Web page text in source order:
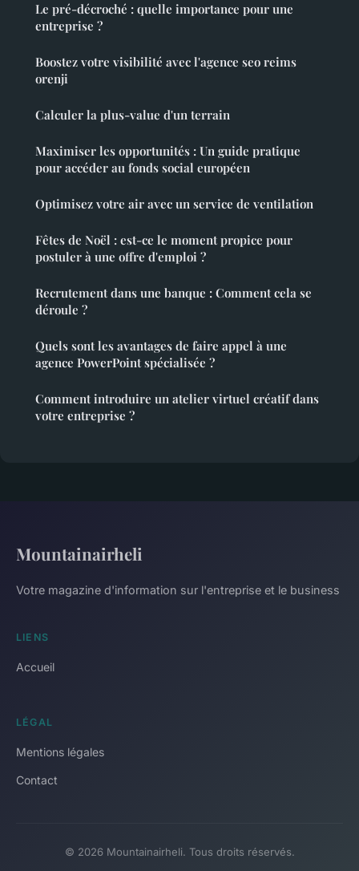
Le pré-décroché : quelle importance pour une
entreprise ?
Boostez votre visibilité avec l'agence seo reims
orenji
Calculer la plus-value d'un terrain
Maximiser les opportunités : Un guide pratique
pour accéder au fonds social européen
Optimisez votre air avec un service de ventilation
Fêtes de Noël : est-ce le moment propice pour
postuler à une offre d'emploi ?
Recrutement dans une banque : Comment cela se
déroule ?
Quels sont les avantages de faire appel à une
agence PowerPoint spécialisée ?
Comment introduire un atelier virtuel créatif dans
votre entreprise ?
Mountainairheli
Votre magazine d'information sur l'entreprise et le business
LIENS
Accueil
LÉGAL
Mentions légales
Contact
© 2026 Mountainairheli. Tous droits réservés.